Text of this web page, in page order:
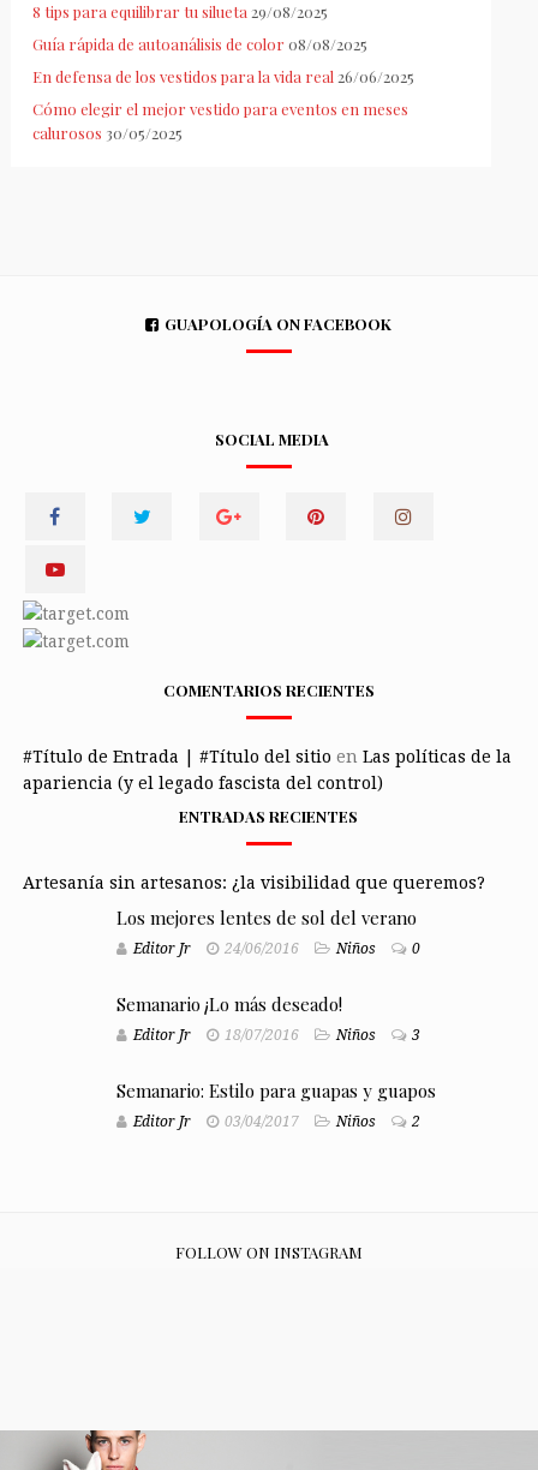
8 tips para equilibrar tu silueta 29/08/2025
Guía rápida de autoanálisis de color 08/08/2025
En defensa de los vestidos para la vida real 26/06/2025
Cómo elegir el mejor vestido para eventos en meses
calurosos 30/05/2025
GUAPOLOGÍA ON FACEBOOK
SOCIAL MEDIA
COMENTARIOS RECIENTES
#Título de Entrada | #Título del sitio en Las políticas de la
apariencia (y el legado fascista del control)
ENTRADAS RECIENTES
Artesanía sin artesanos: ¿la visibilidad que queremos?
Los mejores lentes de sol del verano
Editor Jr 24/06/2016 Niños 0
Semanario ¡Lo más deseado!
Editor Jr 18/07/2016 Niños 3
Semanario: Estilo para guapas y guapos
Editor Jr 03/04/2017 Niños 2
FOLLOW ON INSTAGRAM